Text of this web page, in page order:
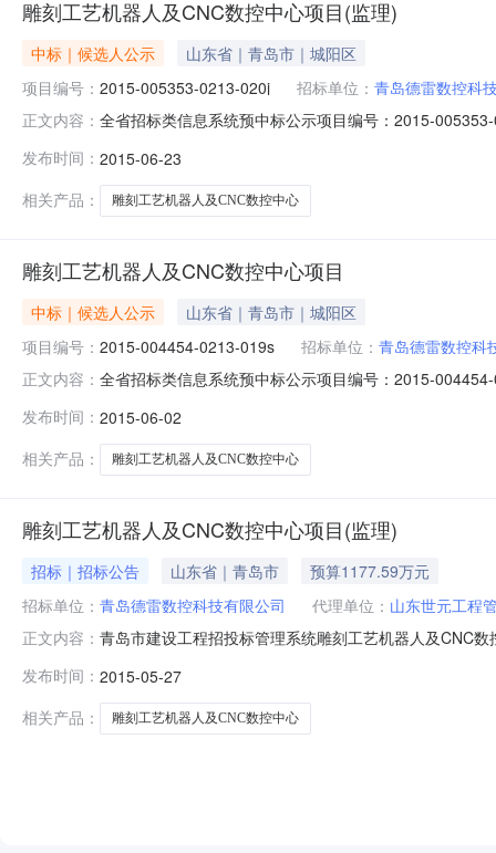
雕刻工艺机器人及CNC数控中心项目(监理)
中标｜候选人公示
山东省｜青岛市｜城阳区
项目编号： 2015-005353-0213-020j 招标单位： 青岛德雷数控科
正文内容： 全省招标类信息系统预中标公示项目编号：2015-
管理有限公司联系人：高干联系电话：13791915020工
发布时间： 2015-06-23
相关产品：
雕刻工艺机器人及CNC数控中心
雕刻工艺机器人及CNC数控中心项目
中标｜候选人公示
山东省｜青岛市｜城阳区
项目编号： 2015-004454-0213-019s 招标单位： 青岛德雷数控科
正文内容： 全省招标类信息系统预中标公示项目编号：2015-
司联系人：高干联系电话：13012952020工程地址：高
发布时间： 2015-06-02
相关产品：
雕刻工艺机器人及CNC数控中心
雕刻工艺机器人及CNC数控中心项目(监理)
招标｜招标公告 山东省｜青岛市
预算1177.59万元
招标单位： 青岛德雷数控科技有限公司 代理单位： 山东世元工程
正文内容： 青岛市建设工程招投标管理系统雕刻工艺机器人及CNC
架工程规模：14566.36平方米计划文号：青高新经发备
发布时间： 2015-05-27
相关产品：
雕刻工艺机器人及CNC数控中心